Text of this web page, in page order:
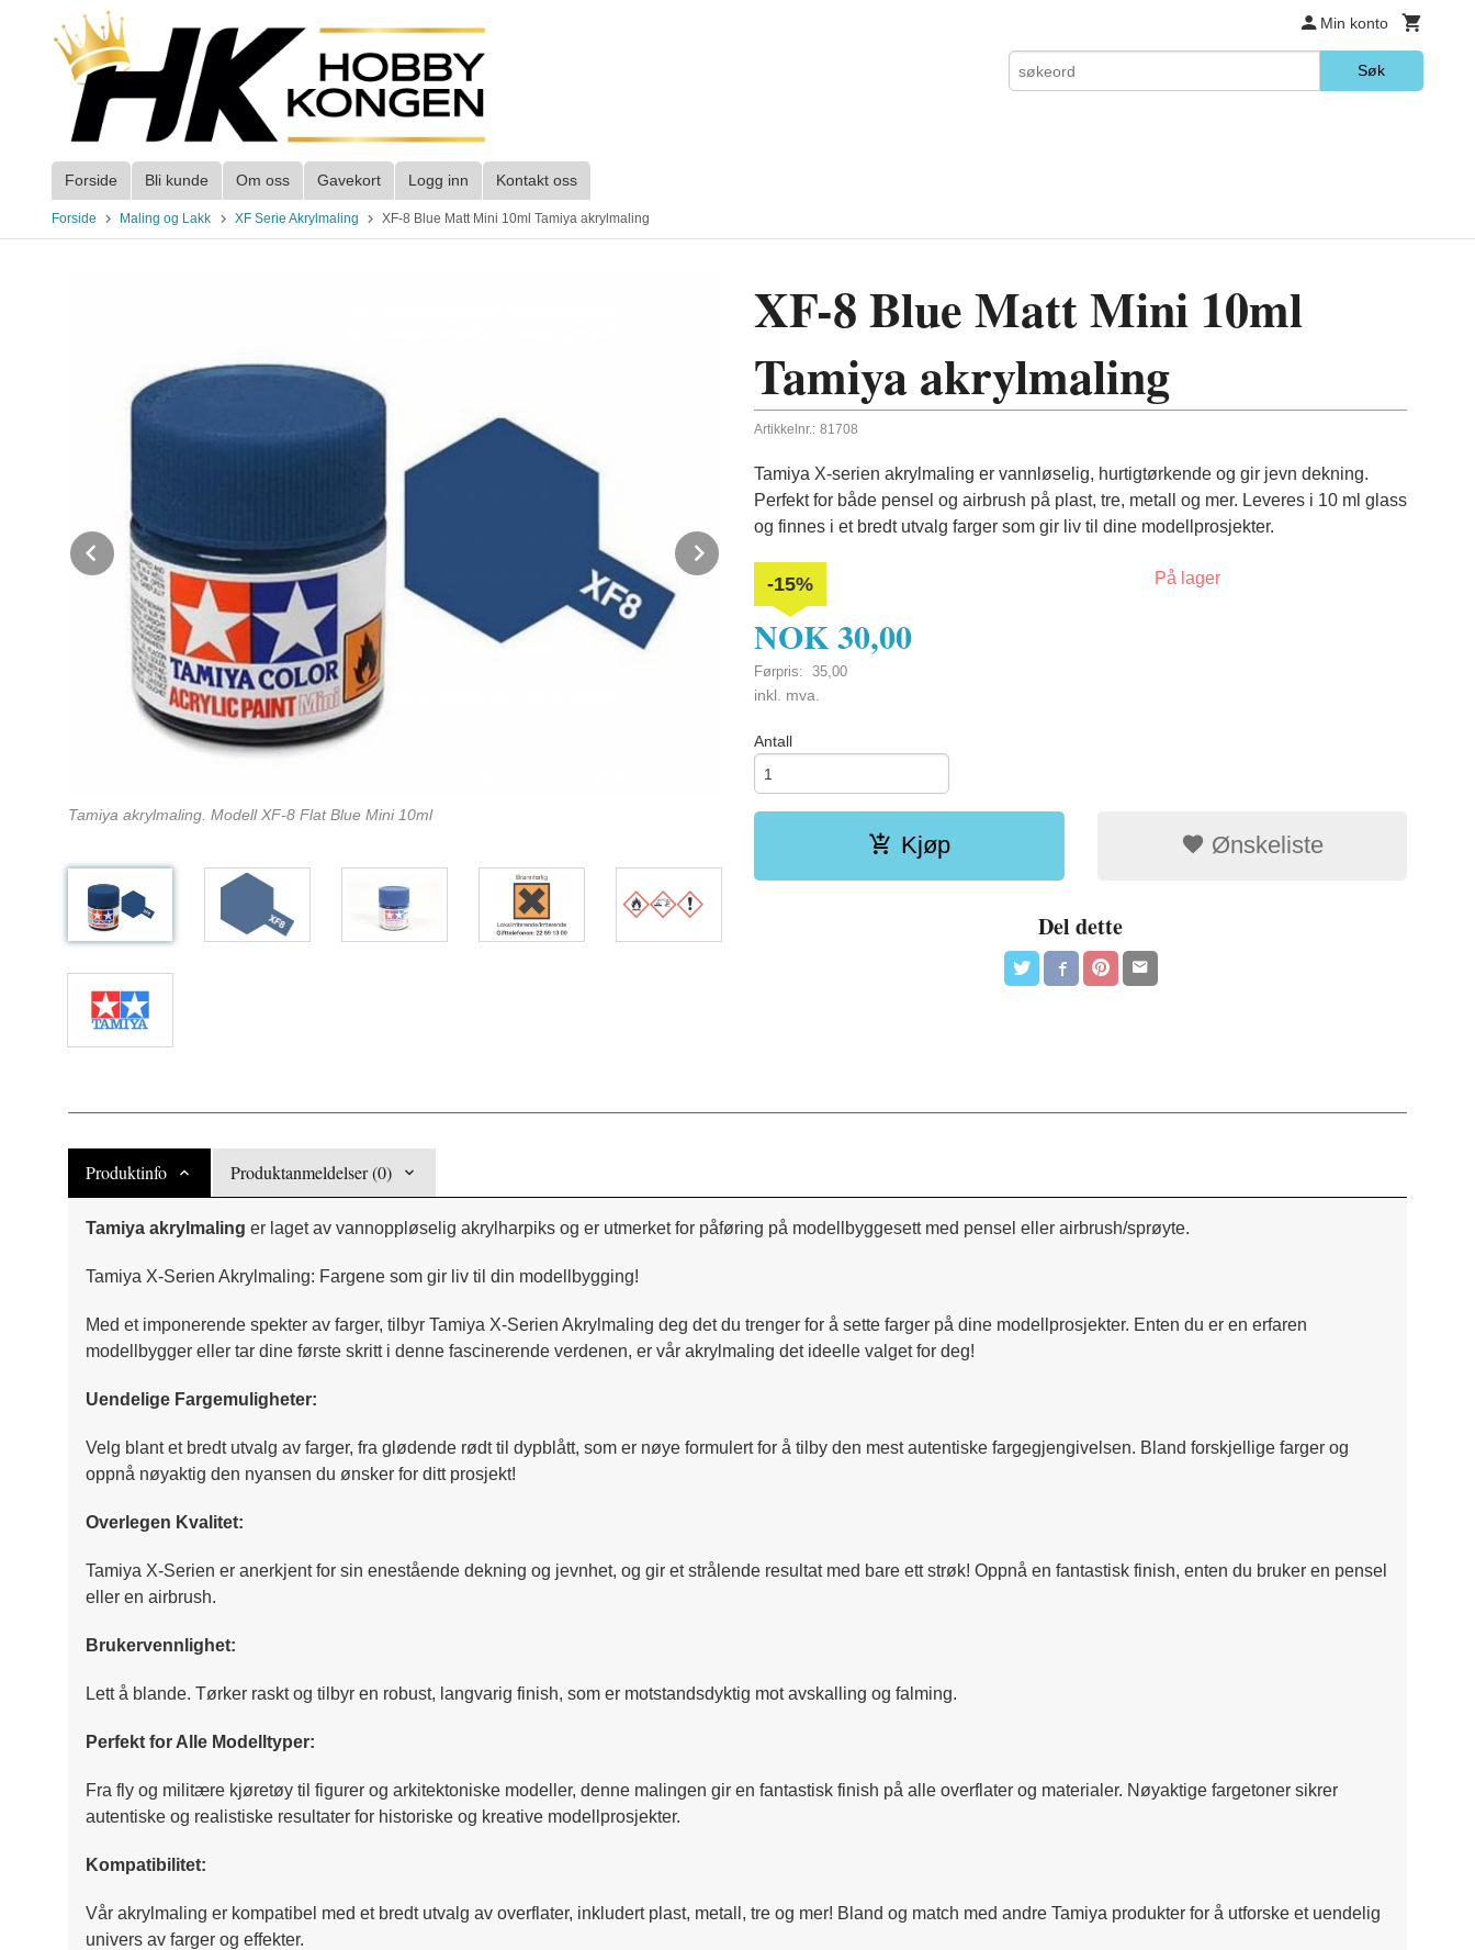
innholdet
Min konto
Søk
Forside Bli kunde Om oss Gavekort Logg inn Kontakt oss
Forside Maling og Lakk XF Serie Akrylmaling XF-8 Blue Matt Mini 10ml Tamiya akrylmaling
Tamiya akrylmaling. Modell XF-8 Flat Blue Mini 10ml
XF-8 Flat Blue
Prev
XF-8 Blue Matt Mini 10ml
Tamiya akrylmaling
Artikkelnr.: 81708
Tamiya X-serien akrylmaling er vannløselig, hurtigtørkende og gir jevn dekning.
Perfekt for både pensel og airbrush på plast, tre, metall og mer. Leveres i 10 ml glass
og finnes i et bredt utvalg farger som gir liv til dine modellprosjekter.
NOK30,00
Førpris: 35,00
Rabatt
-15%
inkl. mva.
På lager
Antall
Kjøp Ønskeliste
Del dette
Produktinfo Produktanmeldelser (0)
Tamiya akrylmaling er laget av vannoppløselig akrylharpiks og er utmerket for påføring på modellbyggesett med pensel eller airbrush/sprøyte.
Tamiya X-Serien Akrylmaling: Fargene som gir liv til din modellbygging!
Med et imponerende spekter av farger, tilbyr Tamiya X-Serien Akrylmaling deg det du trenger for å sette farger på dine modellprosjekter. Enten du er en erfaren
modellbygger eller tar dine første skritt i denne fascinerende verdenen, er vår akrylmaling det ideelle valget for deg!
Uendelige Fargemuligheter:
Velg blant et bredt utvalg av farger, fra glødende rødt til dypblått, som er nøye formulert for å tilby den mest autentiske fargegjengivelsen. Bland forskjellige farger og
oppnå nøyaktig den nyansen du ønsker for ditt prosjekt!
Overlegen Kvalitet:
Tamiya X-Serien er anerkjent for sin enestående dekning og jevnhet, og gir et strålende resultat med bare ett strøk! Oppnå en fantastisk finish, enten du bruker en pensel
eller en airbrush.
Brukervennlighet:
Lett å blande. Tørker raskt og tilbyr en robust, langvarig finish, som er motstandsdyktig mot avskalling og falming.
Perfekt for Alle Modelltyper:
Fra fly og militære kjøretøy til figurer og arkitektoniske modeller, denne malingen gir en fantastisk finish på alle overflater og materialer. Nøyaktige fargetoner sikrer
autentiske og realistiske resultater for historiske og kreative modellprosjekter.
Kompatibilitet:
Vår akrylmaling er kompatibel med et bredt utvalg av overflater, inkludert plast, metall, tre og mer! Bland og match med andre Tamiya produkter for å utforske et uendelig
univers av farger og effekter.